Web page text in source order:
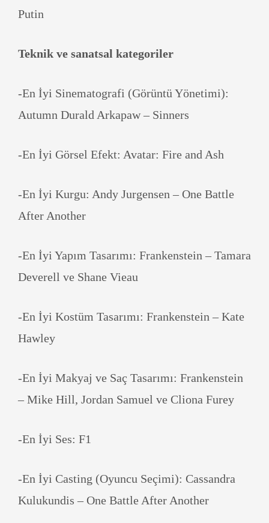
Putin
Teknik ve sanatsal kategoriler
-En İyi Sinematografi (Görüntü Yönetimi):
Autumn Durald Arkapaw – Sinners
-En İyi Görsel Efekt: Avatar: Fire and Ash
-En İyi Kurgu: Andy Jurgensen – One Battle
After Another
-En İyi Yapım Tasarımı: Frankenstein – Tamara
Deverell ve Shane Vieau
-En İyi Kostüm Tasarımı: Frankenstein – Kate
Hawley
-En İyi Makyaj ve Saç Tasarımı: Frankenstein
– Mike Hill, Jordan Samuel ve Cliona Furey
-En İyi Ses: F1
-En İyi Casting (Oyuncu Seçimi): Cassandra
Kulukundis – One Battle After Another